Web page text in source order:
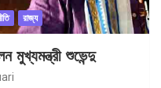
রাজ্য
মুখ্যমন্ত্রী শুভেন্দু